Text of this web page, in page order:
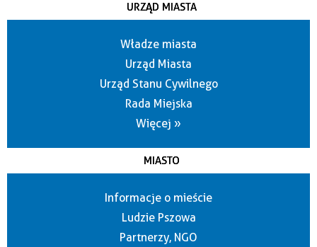
URZĄD MIASTA
Władze miasta
Urząd Miasta
Urząd Stanu Cywilnego
Rada Miejska
Więcej »
MIASTO
Informacje o mieście
Ludzie Pszowa
Partnerzy, NGO